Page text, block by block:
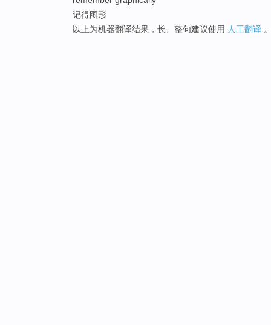
记得图形
以上为机器翻译结果，长、整句建议使用 人工翻译